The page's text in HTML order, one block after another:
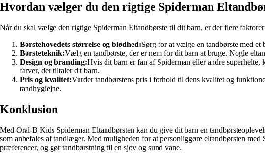
Hvordan vælger du den rigtige Spiderman
Når du skal vælge den rigtige Spiderman Eltandbørste til dit barn, er der flere
Børstehovedets størrelse og blødhed:Sørg for at vælge en tandbørste med et
Børsteteknik:Vælg en tandbørste, der er nem for dit barn at bruge. Nogle
Design og branding:Hvis dit barn er fan af Spiderman eller andre
farver, der tiltaler dit barn.
Pris og kvalitet:Vurder tandbørstens pris i forhold til dens kvalitet og
tandhygiejne.
Konklusion
Med Oral-B Kids Spiderman Eltandbørsten kan du give dit barn en
som anbefales af tandlæger. Med muligheden for at personliggøre eltandbørsten
præferencer, og gør tandbørstning til en sjov og sund vane.